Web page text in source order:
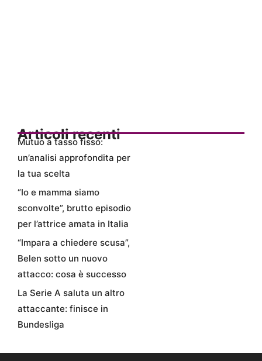
Articoli recenti
Mutuo a tasso fisso:
un’analisi approfondita per
la tua scelta
“Io e mamma siamo
sconvolte”, brutto episodio
per l’attrice amata in Italia
“Impara a chiedere scusa”,
Belen sotto un nuovo
attacco: cosa è successo
La Serie A saluta un altro
attaccante: finisce in
Bundesliga